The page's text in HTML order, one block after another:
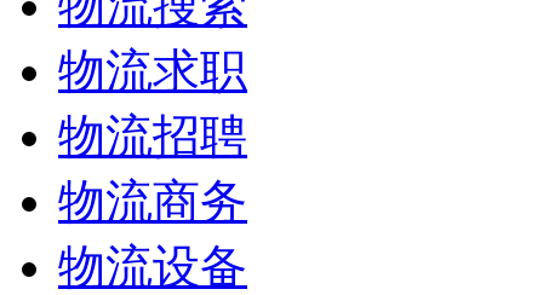
物流求职
物流招聘
物流商务
物流设备